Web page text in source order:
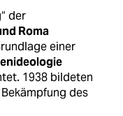
der
Roma
einer
1938 bildeten
des